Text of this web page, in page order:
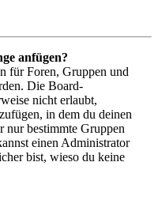
anfügen?
für Foren, Gruppen und
Die Board-
nicht erlaubt,
in dem du deinen
nur bestimmte Gruppen
einen Administrator
bist, wieso du keine